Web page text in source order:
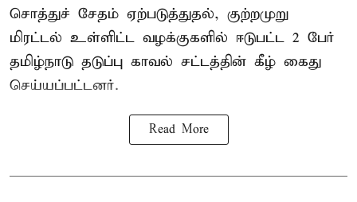
சொத்துச் சேதம் ஏற்படுத்துதல், குற்றமுறு
மிரட்டல் உள்ளிட்ட வழக்குகளில் ஈடுபட்ட 2 பேர்
தமிழ்நாடு தடுப்பு காவல் சட்டத்தின் கீழ் கைது
செய்யப்பட்டனர்.
Read More